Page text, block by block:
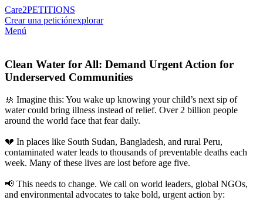
Care2PETITIONS
Crear una peticiónexplorar
Menú
Clean Water for All: Demand Urgent Action for
Underserved Communities
🚸 Imagine this: You wake up knowing your child’s next sip of
water could bring illness instead of relief. Over 2 billion people
around the world face that fear daily.
💔 In places like South Sudan, Bangladesh, and rural Peru,
contaminated water leads to thousands of preventable deaths each
week. Many of these lives are lost before age five.
📢 This needs to change. We call on world leaders, global NGOs,
and environmental advocates to take bold, urgent action by: